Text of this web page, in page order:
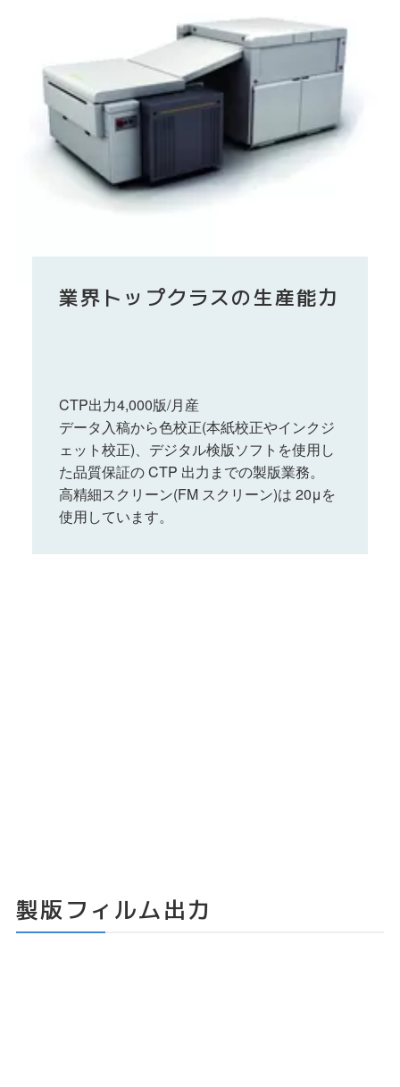
業界トップクラスの生産能力
CTP出力4,000版/月産
データ入稿から色校正(本紙校正やインクジ
ェット校正)、 デジタル検版ソフトを使用し
た品質保証の CTP 出力までの製版業務。
高精細スクリーン(FM スクリーン)は 20μを
使用しています。
製版フィルム出力